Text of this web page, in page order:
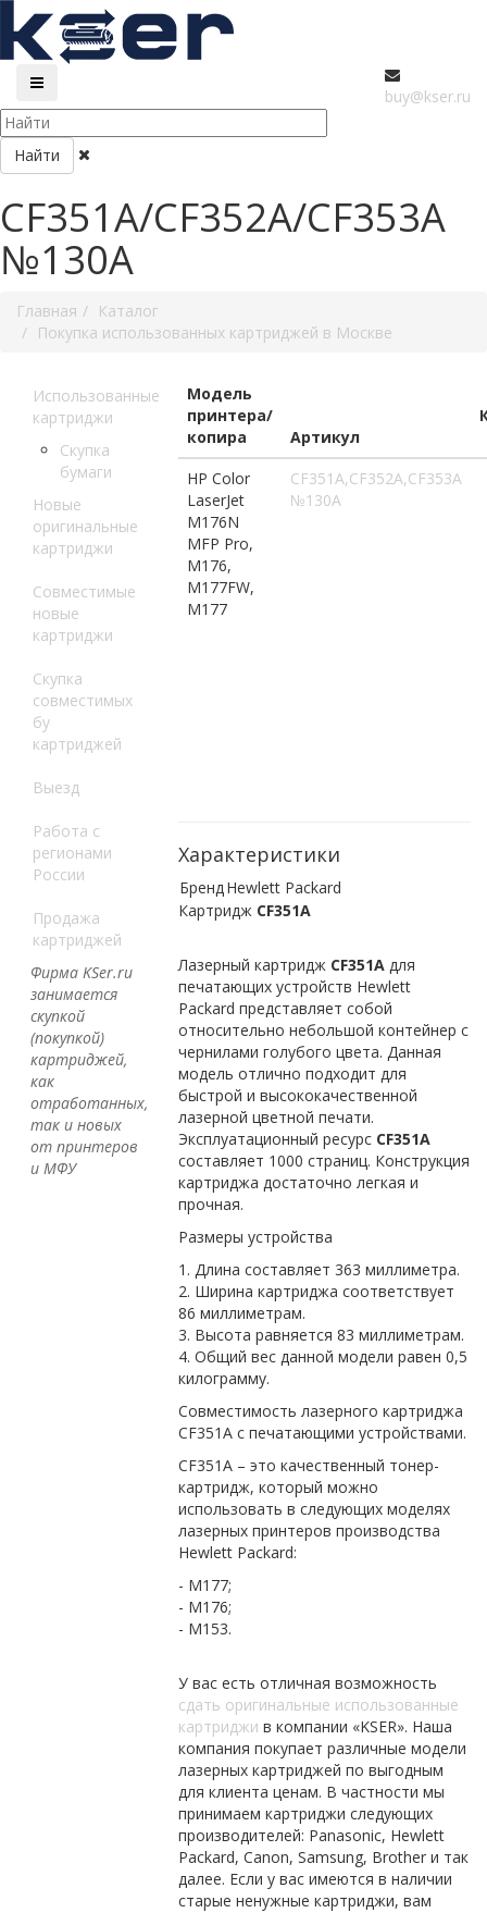
buy@kser.ru
Найти
CF351A/CF352A/CF353A
№130A
Главная
Каталог
Покупка использованных картриджей в Москве
Использованные
картриджи
Скупка
бумаги
Новые
оригинальные
картриджи
Совместимые
новые
картриджи
Скупка
совместимых
бу
картриджей
Выезд
Работа с
регионами
России
Продажа
картриджей
Фирма KSer.ru
занимается
скупкой
(покупкой)
картриджей,
как
отработанных,
так и новых
от принтеров
и МФУ
Модель
принтера/
копира
Артикул
HP Color
LaserJet
M176N
MFP Pro,
M176,
M177FW,
M177
CF351A,CF352A,CF353A
№130A
Характеристики
БрендHewlett Packard
Картридж CF351A
Лазерный картридж CF351A для
печатающих устройств Hewlett
Packard представляет собой
относительно небольшой контейнер с
чернилами голубого цвета. Данная
модель отлично подходит для
быстрой и высококачественной
лазерной цветной печати.
Эксплуатационный ресурс CF351A
составляет 1000 страниц. Конструкция
картриджа достаточно легкая и
прочная.
Размеры устройства
1. Длина составляет 363 миллиметра.
2. Ширина картриджа соответствует
86 миллиметрам.
3. Высота равняется 83 миллиметрам.
4. Общий вес данной модели равен 0,5
килограмму.
Совместимость лазерного картриджа
CF351A с печатающими устройствами.
CF351A – это качественный тонер-
картридж, который можно
использовать в следующих моделях
лазерных принтеров производства
Hewlett Packard:
- M177;
- M176;
- M153.
У вас есть отличная возможность
сдать оригинальные использованные
картриджи в компании «KSER». Наша
компания покупает различные модели
лазерных картриджей по выгодным
для клиента ценам. В частности мы
принимаем картриджи следующих
производителей: Panasonic, Hewlett
Packard, Canon, Samsung, Brother и так
далее. Если у вас имеются в наличии
старые ненужные картриджи, вам